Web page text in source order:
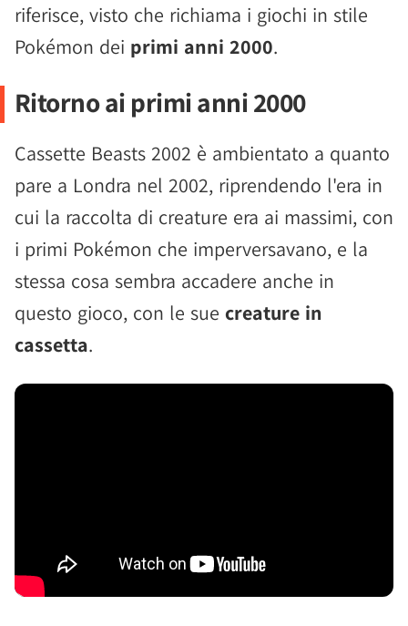
riferisce, visto che richiama i giochi in stile
Pokémon dei primi anni 2000.
Ritorno ai primi anni 2000
Cassette Beasts 2002 è ambientato a quanto
pare a Londra nel 2002, riprendendo l'era in
cui la raccolta di creature era ai massimi, con
i primi Pokémon che imperversavano, e la
stessa cosa sembra accadere anche in
questo gioco, con le sue creature in
cassetta.